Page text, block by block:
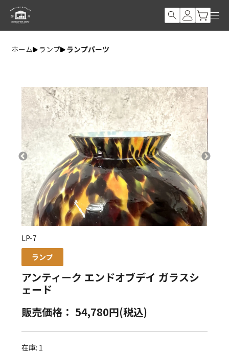
ホーム ランプ ランプパーツ
LP-7
ランプ
アンティーク エンドオブデイ ガラスシ
ェード
販売価格： 54,780円(税込)
在庫: 1